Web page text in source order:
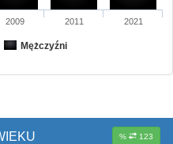
Mężczyźni
2009 2011 2021
% 123